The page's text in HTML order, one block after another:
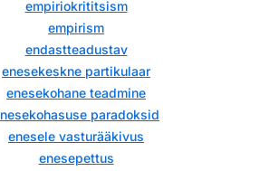
empiriokrititsism
empirism
endastteadustav
enesekeskne partikulaar
enesekohane teadmine
paradoksid
enesele vasturääkivus
enesepettus